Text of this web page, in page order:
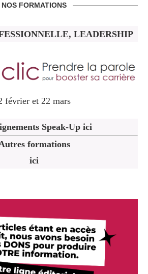
NOS FORMATIONS
LEADERSHIP
février et 22 mars
Speak-Up ici
formations
ici